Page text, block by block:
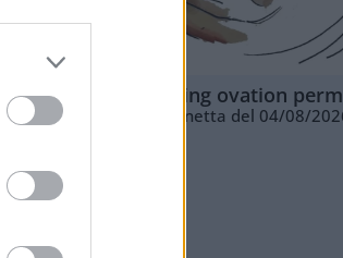
La standing ovation
Vignetta del 04/08/